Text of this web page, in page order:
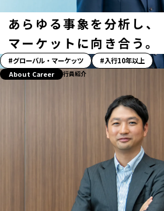
あらゆる事象を分析し、
マーケットに向き合う。
「ス
ト
グローバル・マーケッツ 入行10年以上
About Career 行員紹介